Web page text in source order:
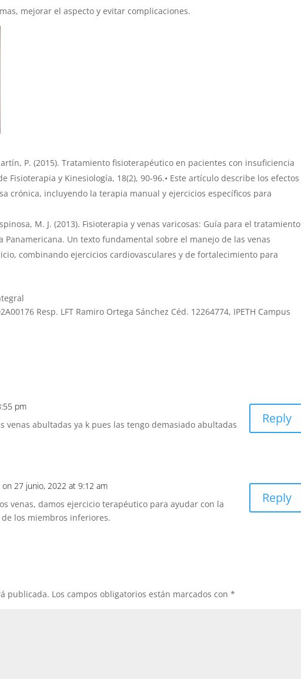
mejorar el aspecto y evitar complicaciones.
P. (2015). Tratamiento fisioterapéutico en pacientes con insuficiencia
Fisioterapia y Kinesiología, 18(2), 90-96.• Este artículo describe los efectos
crónica, incluyendo la terapia manual y ejercicios específicos para
M. J. (2013). Fisioterapia y venas varicosas: Guía para el tratamiento
Un texto fundamental sobre el manejo de las venas
combinando ejercicios cardiovasculares y de fortalecimiento para
Resp. LFT Ramiro Ortega Sánchez Céd. 12264774, IPETH Campus
pm
venas abultadas ya k pues las tengo demasiado abultadas
Reply
on 27 junio, 2022 at 9:12 am
venas, damos ejercicio terapéutico para ayudar con la
los miembros inferiores.
Reply
publicada. Los campos obligatorios están marcados con*